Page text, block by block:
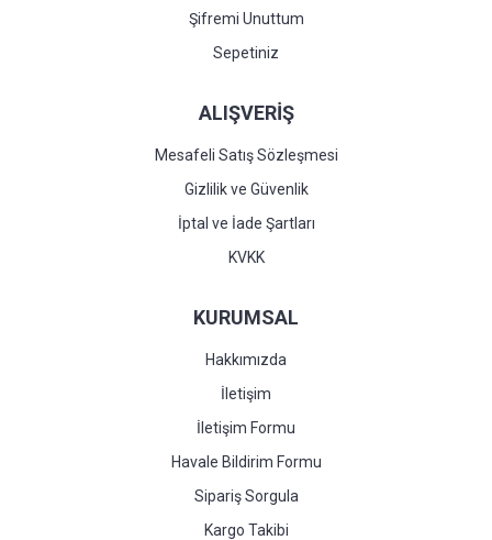
Şifremi Unuttum
Sepetiniz
ALIŞVERİŞ
Mesafeli Satış Sözleşmesi
Gizlilik ve Güvenlik
İptal ve İade Şartları
KVKK
KURUMSAL
Hakkımızda
İletişim
İletişim Formu
Havale Bildirim Formu
Sipariş Sorgula
Kargo Takibi